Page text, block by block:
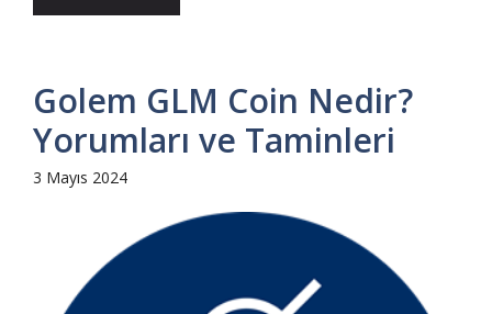
Golem GLM Coin Nedir?
Yorumları ve Taminleri
3 Mayıs 2024